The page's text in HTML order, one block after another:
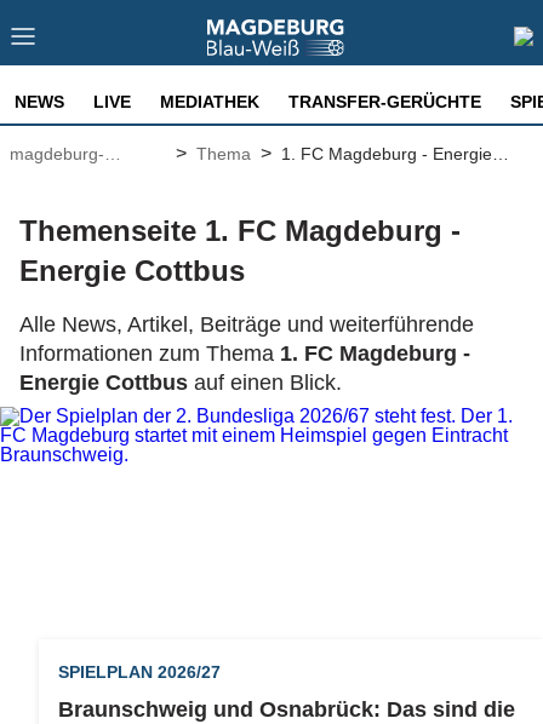
NEWS LIVE MEDIATHEK TRANSFER-GERÜCHTE
magdeburg-
> Thema > 1. FC Magdeburg - Energie
Themenseite 1. FC Magdeburg -
Energie Cottbus
Alle News, Artikel, Beiträge und weiterführende
Informationen zum Thema 1. FC Magdeburg -
Energie Cottbus auf einen Blick.
SPIELPLAN 2026/27
Braunschweig und Osnabrück: Das sind die